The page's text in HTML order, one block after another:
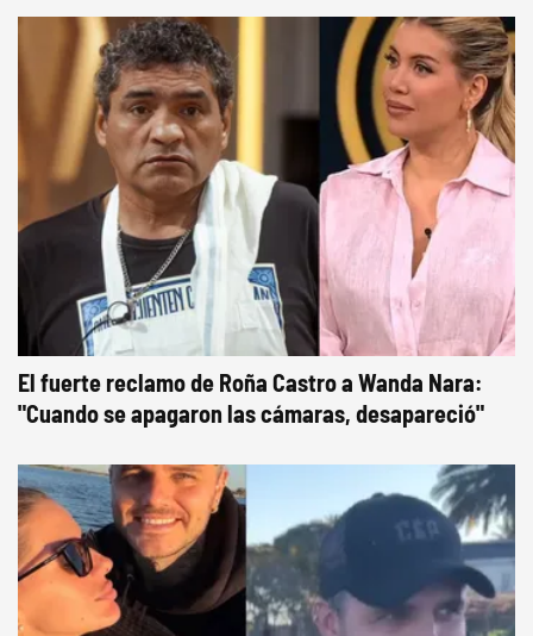
El fuerte reclamo de Roña Castro a Wanda Nara:
"Cuando se apagaron las cámaras, desapareció"